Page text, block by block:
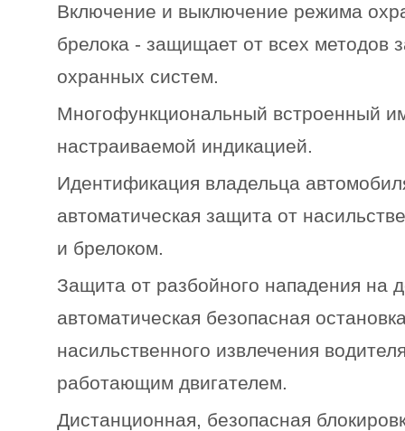
Включение и выключение режима
брелока - защищает от всех методов
охранных систем.
Многофункциональный встроенный
настраиваемой индикацией.
Идентификация владельца
автоматическая защита от
и брелоком.
Защита от разбойного нападения на
автоматическая безопасная
насильственного извлечения
работающим двигателем.
Дистанционная, безопасная